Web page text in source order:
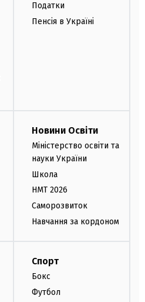
Податки
Пенсія в Україні
Новини Освіти
Міністерство освіти та
науки України
Школа
НМТ 2026
Саморозвиток
Навчання за кордоном
Спорт
Бокс
Футбол